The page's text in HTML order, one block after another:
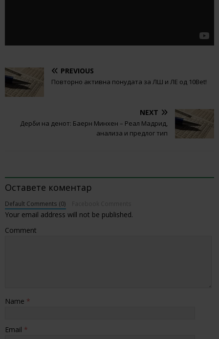
PREVIOUS
Повторно активна понудата за ЛШ и ЛЕ од 10Bet!
NEXT
Дерби на денот: Баерн Минхен – Реал Мадрид,
анализа и предлог тип
Оставете коментар
Default Comments (0)
Your email address will not be published.
Comment
Name *
Email *